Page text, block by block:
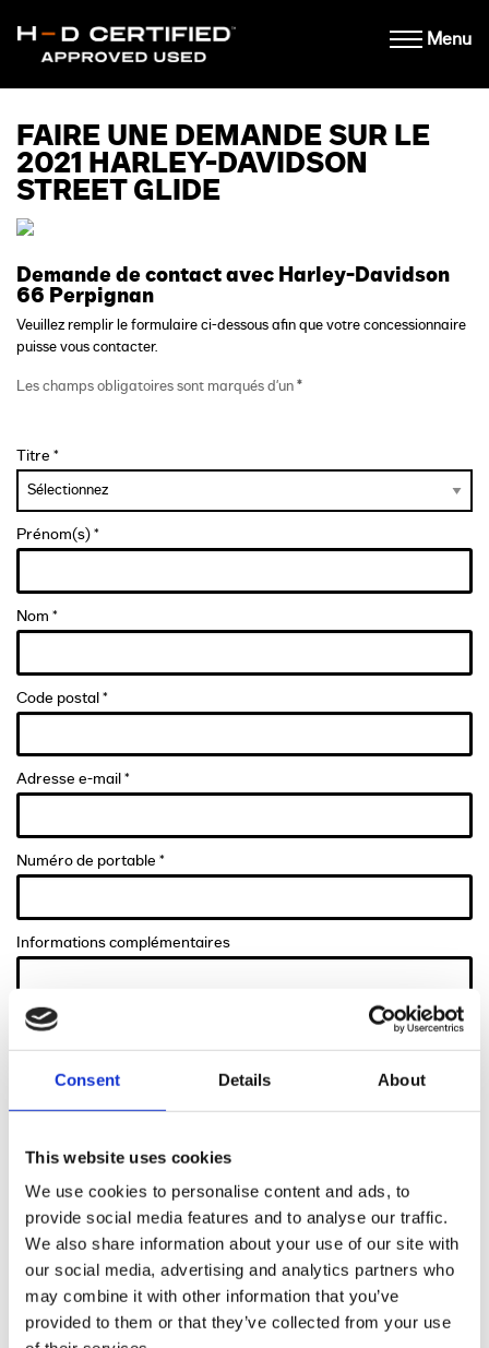
Consent Details About
This website uses cookies
We use cookies to personalise content and ads, to
provide social media features and to analyse our traffic.
We also share information about your use of our site with
our social media, advertising and analytics partners who
may combine it with other information that you’ve
provided to them or that they’ve collected from your use
Menu
FAIRE UNE DEMANDE SUR LE
2021 HARLEY-DAVIDSON
STREET GLIDE
Demande de contact avec Harley-Davidson
66 Perpignan
Veuillez remplir le formulaire ci-dessous afin que votre concessionnaire
puisse vous contacter.
Les champs obligatoires sont marqués d'un *
Titre *
Prénom(s) *
Nom *
Code postal *
Adresse e-mail *
Numéro de portable *
Informations complémentaires
J'ai lu, compris et acceptéla notification de confidentialité ci-jointe
Par e-mail à l'adresse indiquée.
Par téléphone au numéro indiqué.